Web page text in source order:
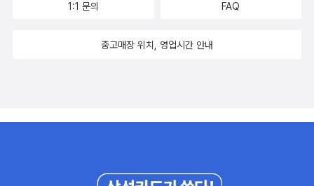
1:1 문의 FAQ
중고매장 위치, 영업시간 안내